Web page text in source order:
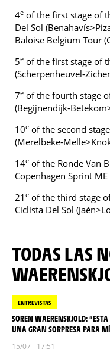
4e of the first stage of
Del Sol
Baloise Belgium Tour
5e of the first stage of
(Scherpenheuvel-
7e of the fourth stage
(Begijnendijk-
10e of the second
(Merelbeke-
14e of the Ronde Van
Copenhagen Sprint ME
21 e of the third stage
Ciclista Del Sol
TODAS LAS NOTICIAS DE S.
ENTREVISTAS
SOREN WAERENSKJOLD:
UNA GRAN SORPRESA PARA
15/07 - 17:51